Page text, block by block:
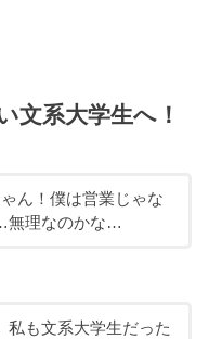
文系大学生へ！
ん！僕は営業じゃな
無理なのかな…
私も文系大学生だった